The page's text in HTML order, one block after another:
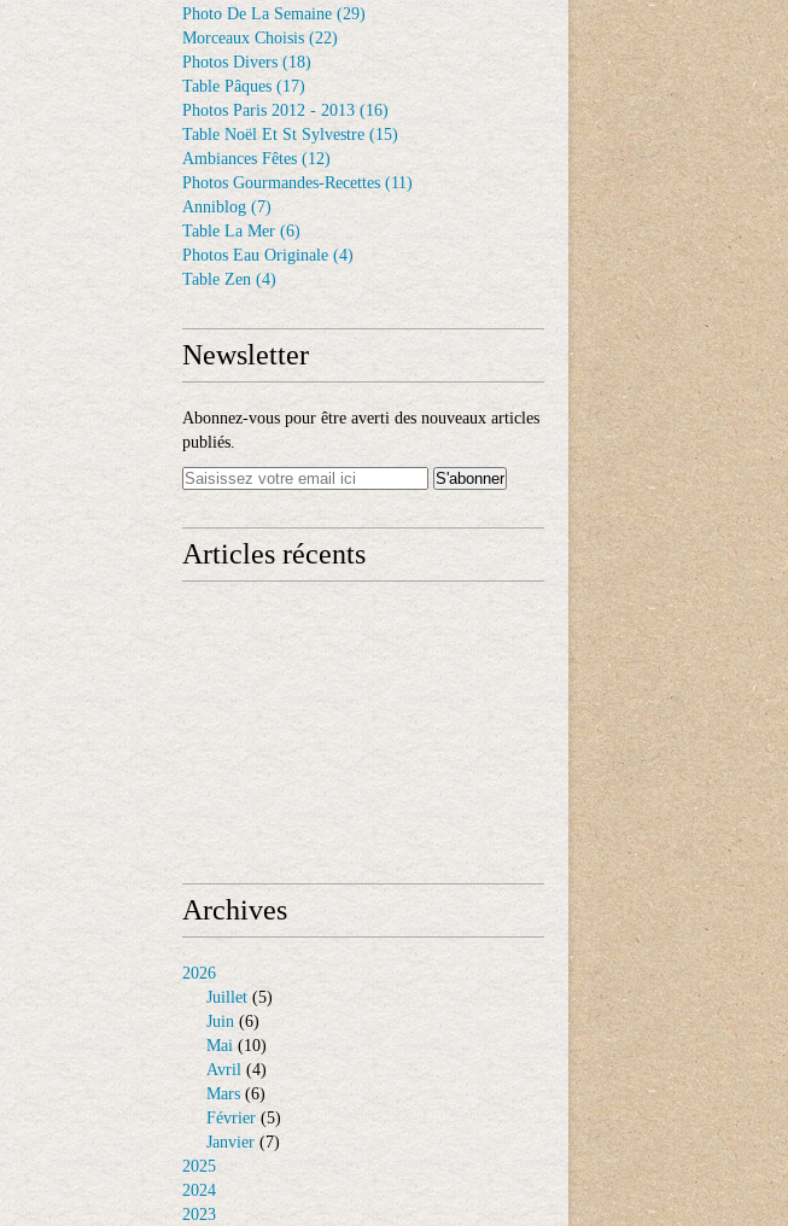
Photo De La Semaine (29)
Morceaux Choisis (22)
Photos Divers (18)
Table Pâques (17)
Photos Paris 2012 - 2013 (16)
Table Noël Et St Sylvestre (15)
Ambiances Fêtes (12)
Photos Gourmandes-Recettes (11)
Anniblog (7)
Table La Mer (6)
Photos Eau Originale (4)
Table Zen (4)
Newsletter
Abonnez-vous pour être averti des nouveaux articles
publiés.
Articles récents
Archives
2026
Juillet (5)
Juin (6)
Mai (10)
Avril (4)
Mars (6)
Février (5)
Janvier (7)
2025
2024
2023